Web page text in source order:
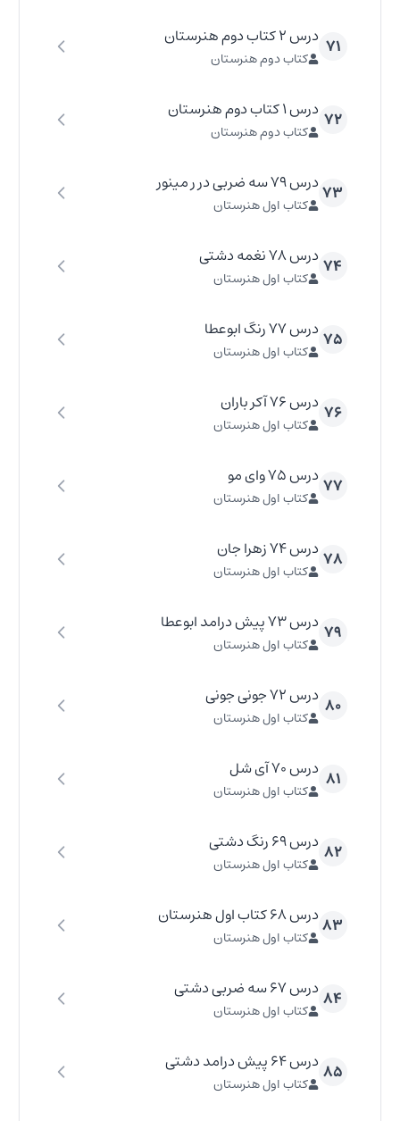
۷۱ درس ۲ کتاب دوم هنرستان
کتاب دوم هنرستان
۷۲ درس ۱ کتاب دوم هنرستان
کتاب دوم هنرستان
۷۳درس ۷۹ سه ضربی در ر مینور
کتاب اول هنرستان
۷۴ درس ۷۸ نغمه دشتی
کتاب اول هنرستان
۷۵ درس ۷۷ رنگ ابوعطا
کتاب اول هنرستان
۷۶ درس ۷۶ آکر باران
کتاب اول هنرستان
۷۷ درس ۷۵ وای مو
کتاب اول هنرستان
۷۸ درس ۷۴ زهرا جان
کتاب اول هنرستان
۷۹ درس ۷۳ پیش درامد ابوعطا
کتاب اول هنرستان
۸۰ درس ۷۲ جونی جونی
کتاب اول هنرستان
۸۱ درس ۷۰ آی شل
کتاب اول هنرستان
۸۲ درس ۶۹ رنگ دشتی
کتاب اول هنرستان
۸۳درس ۶۸ کتاب اول هنرستان
کتاب اول هنرستان
۸۴ درس ۶۷ سه ضربی دشتی
کتاب اول هنرستان
۸۵ درس ۶۴ پیش درامد دشتی
کتاب اول هنرستان